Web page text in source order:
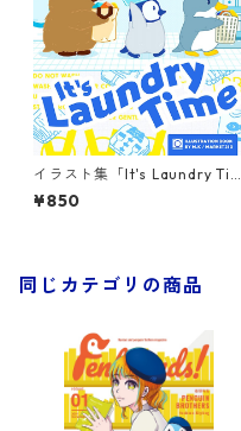
イラスト集「It's Laundry Tim
e!」
¥850
同じカテゴリの商品